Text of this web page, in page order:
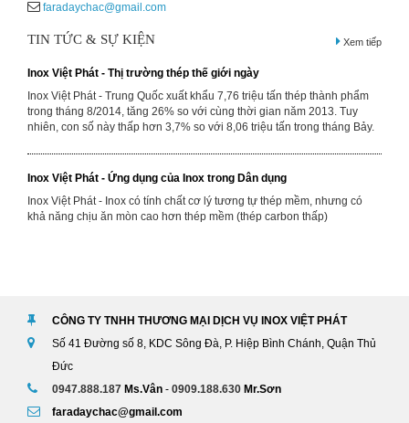
faradaychac@gmail.com
TIN TỨC & SỰ KIỆN Xem tiếp
Inox Việt Phát - Thị trường thép thế giới ngày
Inox Việt Phát - Trung Quốc xuất khẩu 7,76 triệu tấn thép thành phẩm
trong tháng 8/2014, tăng 26% so với cùng thời gian năm 2013. Tuy
nhiên, con số này thấp hơn 3,7% so với 8,06 triệu tấn trong tháng Bảy.
Inox Việt Phát - Ứng dụng của Inox trong Dân dụng
Inox Việt Phát - Inox có tính chất cơ lý tương tự thép mềm, nhưng có
khả năng chịu ăn mòn cao hơn thép mềm (thép carbon thấp)
côn trùng phòng chống các bệnh dịch sốt rét dịch tả, sốt xuất huyết do
Inox Việt Phát - Hegang sẽ xây dựng nhà máy công suất 5 triệu
tấn/năm ở Nam Phi
Inox Việt Phát - Hebei Iron & Steel (Hegang) hôm 10/9 đã ký kết một
CÔNG TY TNHH THƯƠNG MẠI DỊCH VỤ INOX VIỆT PHÁT
Số 41 Đường số 8, KDC Sông Đà, P. Hiệp Bình Chánh, Quận Thủ
Đức
0947.888.187 Ms.Vân - 0909.188.630 Mr.Sơn
faradaychac@gmail.com